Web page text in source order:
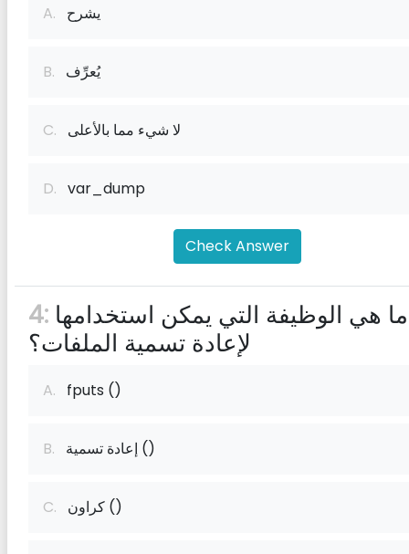
A. يشرح
B. يُعرِّف
C. لا شيء مما بالأعلى
D. var_dump
Check Answer
4:
لإعادة تسمية الملفات؟
A. fputs ()
B. إعادة تسمية ()
C. كراون ()